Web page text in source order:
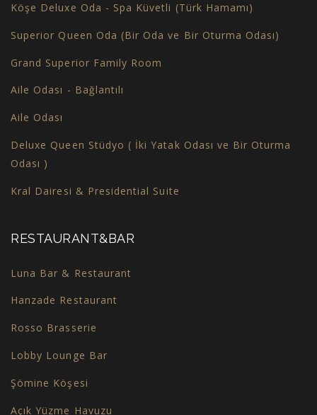
Köşe Deluxe Oda - Spa Küvetli (Türk Hamamı)
Superior Queen Oda (Bir Oda ve Bir Oturma Odası)
Grand Superior Family Room
Aile Odası - Bağlantılı
Aile Odası
Deluxe Queen Stüdyo ( İki Yatak Odası ve Bir Oturma
Odası )
Kral Dairesi & Presidential Suite
RESTAURANT&BAR
Luna Bar & Restaurant
Hanzade Restaurant
Rosso Brasserie
Lobby Lounge Bar
Şömine Köşesi
Açık Yüzme Havuzu